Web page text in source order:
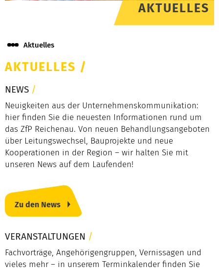
AKTUELLES
Aktuelles
AKTUELLES /
NEWS /
Neuigkeiten aus der Unternehmenskommunikation:
hier finden Sie die neuesten Informationen rund um
das ZfP Reichenau. Von neuen Behandlungsangeboten
über Leitungswechsel, Bauprojekte und neue
Kooperationen in der Region – wir halten Sie mit
unseren News auf dem Laufenden!
Zu den News
VERANSTALTUNGEN /
Fachvorträge, Angehörigengruppen, Vernissagen und
vieles mehr – in unserem Terminkalender finden Sie